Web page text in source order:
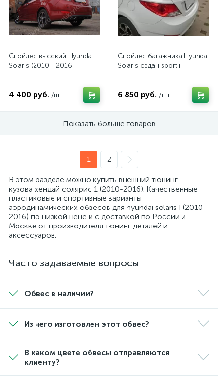
Спойлер высокий Hyundai
Solaris (2010 - 2016)
4 400 руб. /шт
Спойлер багажника Hyundai
Solaris седан sport+
6 850 руб. /шт
Показать больше товаров
1 2
В этом разделе можно купить внешний тюнинг
кузова хендай солярис 1 (2010-2016). Качественные
пластиковые и спортивные варианты
аэродинамических обвесов для hyundai solaris I (2010-
2016) по низкой цене и с доставкой по России и
Москве от производителя тюнинг деталей и
аксессуаров.
Часто задаваемые вопросы
Обвес в наличии?
Из чего изготовлен этот обвес?
В каком цвете обвесы отправляются
клиенту?